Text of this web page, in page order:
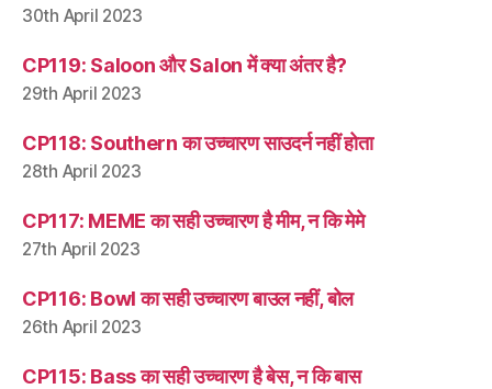
30th April 2023
CP119: Saloon और Salon में क्या अंतर है?
29th April 2023
CP118: Southern का उच्चारण साउदर्न नहीं होता
28th April 2023
CP117: MEME का सही उच्चारण है मीम, न कि मेमे
27th April 2023
CP116: Bowl का सही उच्चारण बाउल नहीं, बोल
26th April 2023
CP115: Bass का सही उच्चारण है बेस, न कि बास